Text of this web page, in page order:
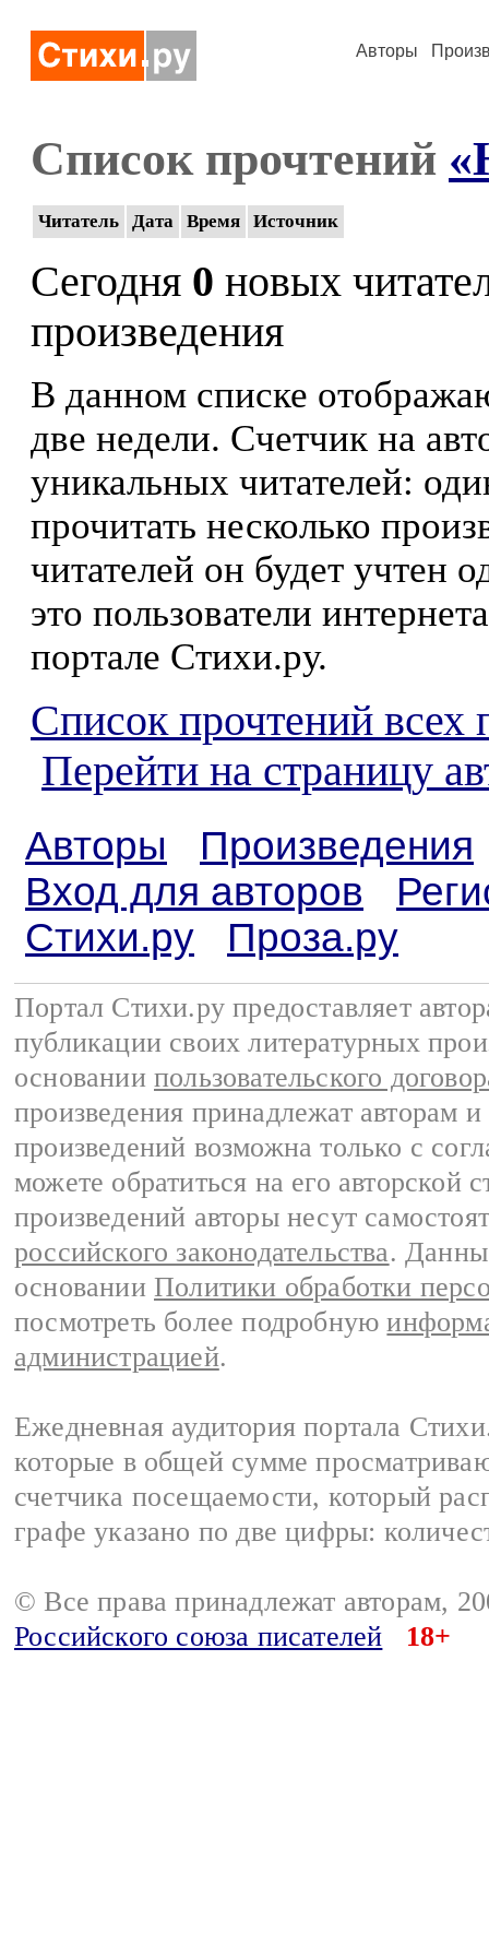
Авторы
Список прочтений
Читатель Дата Время Источник
Сегодня 0 новых
произведения
В данном списке
две недели. Счетчик на
уникальных читателей:
прочитать несколько
читателей он будет учтен
это пользователи
портале Стихи.ру.
Список прочтений всех
Перейти на страницу
Авторы
Произведения
Вход для авторов
Стихи.ру
Проза.ру
Портал Стихи.ру предоставляет
публикации своих литературных
основании пользовательского
произведения принадлежат авторам
произведений возможна только с
можете обратиться на его авторской
произведений авторы несут
российского законодательства.
основании Политики обработки
посмотреть более подробную
администрацией.
Ежедневная аудитория портала
которые в общей сумме
счетчика посещаемости, который
графе указано по две цифры:
© Все права принадлежат авторам,
Российского союза писателей
18+